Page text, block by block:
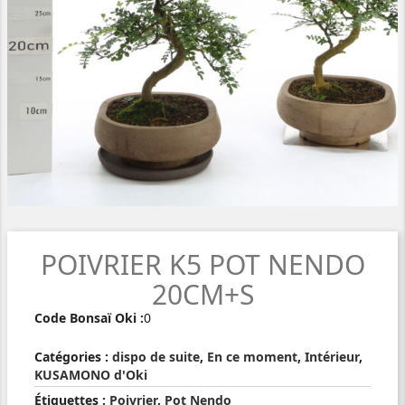
POIVRIER K5 POT NENDO
20CM+S
Code Bonsaï Oki :0
Catégories : dispo de suite, En ce moment, Intérieur,
KUSAMONO d'Oki
Étiquettes : Poivrier, Pot Nendo